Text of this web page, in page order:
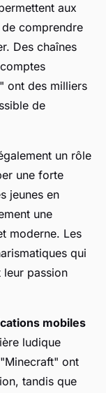
aux
comprendre
Des chaînes
ont des milliers
de
un rôle
une forte
jeunes en
une
moderne. Les
qui
leur passion
mobiles
ludique
ont
tandis que